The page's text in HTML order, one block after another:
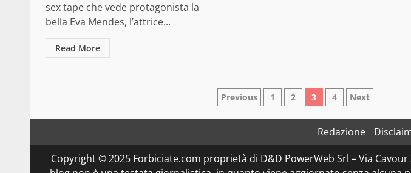
sex tape che vede protagonista la
bella Eva Mendes, l’attrice...
Read More
Paginazione
degli
articoli
Previous 1 2 3 4 Next
Redazione
Copyright © 2025 Forbiciate.com proprietà di D&D PowerWeb Srl – Via